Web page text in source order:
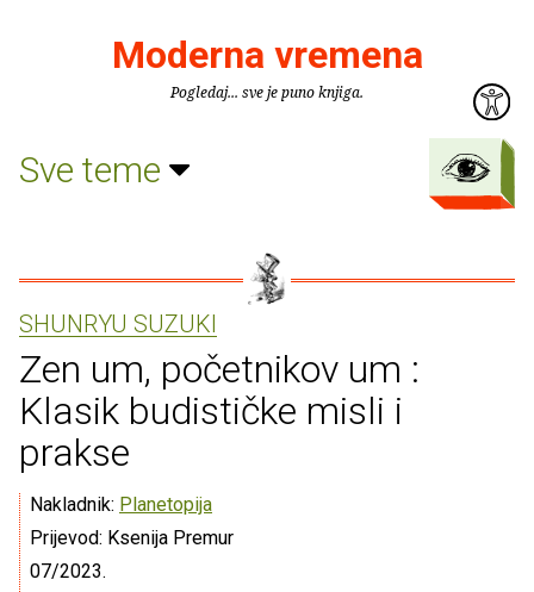
Moderna vremena
Pogledaj... sve je puno knjiga.
Sve teme
SHUNRYU SUZUKI
Zen um, početnikov um :
Klasik budističke misli i
prakse
Nakladnik: Planetopija
Prijevod: Ksenija Premur
07/2023.